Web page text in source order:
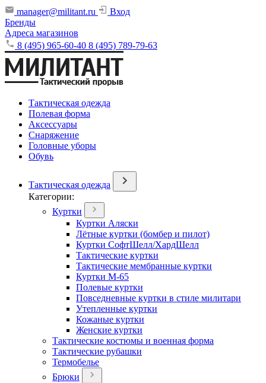
manager@militant.ru
Вход
Бренды
Адреса магазинов
8 (495) 965-60-40 8 (495) 789-79-63
Тактическая одежда
Полевая форма
Аксессуары
Снаряжение
Головные уборы
Обувь
Тактическая одежда
Категории:
Куртки
Куртки Аляски
Лётные куртки (бомбер и пилот)
Куртки СофтШелл/ХардШелл
Тактические куртки
Тактические мембранные куртки
Куртки М-65
Полевые куртки
Повседневные куртки в стиле милитари
Утепленные куртки
Кожаные куртки
Женские куртки
Тактические костюмы и военная форма
Тактические рубашки
Термобелье
Брюки